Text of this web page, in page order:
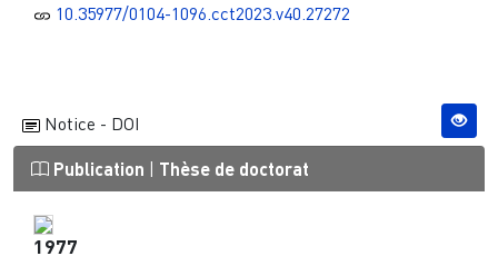
10.35977/0104-1096.cct2023.v40.27272
Notice - DOI
Publication Thèse de doctorat
1977